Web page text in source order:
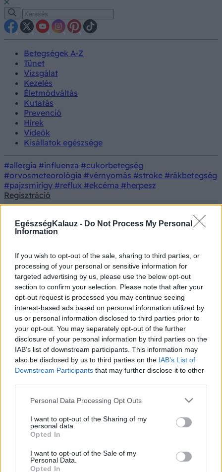
EgészségKalauz - Do Not Process My Personal
Information
If you wish to opt-out of the sale, sharing to third parties, or
processing of your personal or sensitive information for
targeted advertising by us, please use the below opt-out
section to confirm your selection. Please note that after your
opt-out request is processed you may continue seeing
interest-based ads based on personal information utilized by
us or personal information disclosed to third parties prior to
your opt-out. You may separately opt-out of the further
disclosure of your personal information by third parties on the
IAB’s list of downstream participants. This information may
also be disclosed by us to third parties on the IAB’s List of
Downstream Participants that may further disclose it to other
Please note that this website/app uses one or more Google
not limited to your visit or usage behaviour. You may click to
grant or deny consent to Google and its third-party tags to
use your data for below specified purposes in below Google
consent section.
Personal Data Processing Opt Outs
I want to opt-out of the Sharing of my
personal data.
Opted In
I want to opt-out of the Sale of my
Personal Data.
Opted In
Betegségek A-Z
Tünet
Vizsgálat
Kezelés
Életmódváltás
Kutatás
Prevenció
Hírek
Videók
Kisállatok egészsége
#allergia #influenza #cukorbetegség
#orvosmeteorológia #vérnyomás #stroke #rákbetegség
#pajzsmirigy #reflux #ekcéma #herpesz
Regisztráció
Majomhimlő
Majomhimlő: tünetei, vizsgálata és
kezelési lehetőségei
A majomhimlő vírusos eredetű betegség, mely
lázzal, fej- és izomfájdalommal, valamint az
egész testen megjelenő hólyagos kiütésekkel jár
A majomhimlő oka és kialakulása
Orthopoxvirusnembe tartozó majomhimlő-